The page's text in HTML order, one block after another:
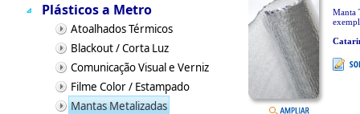
Plásticos a Metro
Atoalhados Térmicos
Blackout / Corta Luz
Comunicação Visual e Verniz
Filme Color / Estampado
Mantas Metalizadas
Manta